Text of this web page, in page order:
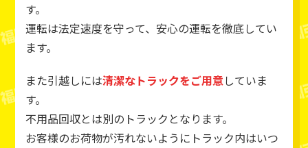
す。
運転は法定速度を守って、安心の運転を徹底してい
ます。
また引越しには清潔なトラックをご用意していま
す。
不用品回収とは別のトラックとなります。
お客様のお荷物が汚れないようにトラック内はいつ